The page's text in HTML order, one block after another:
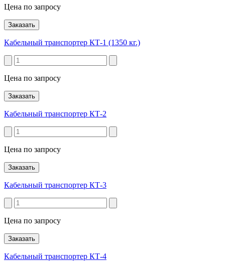
Цена по запросу
Заказать
Кабельный транспортер КТ-1 (1350 кг.)
Цена по запросу
Заказать
Кабельный транспортер КТ-2
Цена по запросу
Заказать
Кабельный транспортер КТ-3
Цена по запросу
Заказать
Кабельный транспортер КТ-4